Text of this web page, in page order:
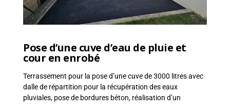
Pose d’une cuve d’eau de pluie et
cour en enrobé
Terrassement pour la pose d’une cuve de 3000 litres avec
dalle de répartition pour la récupération des eaux
pluviales, pose de bordures béton, réalisation d’un